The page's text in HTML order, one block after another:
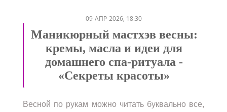
09-АПР-2026, 18:30
Маникюрный мастхэв весны:
кремы, масла и идеи для
домашнего спа-ритуала -
«Секреты красоты»
Весной по рукам можно читать буквально все,